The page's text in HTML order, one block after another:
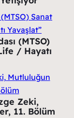
(MTSO)
/ Hayatı
Zeki,
11. Bölüm